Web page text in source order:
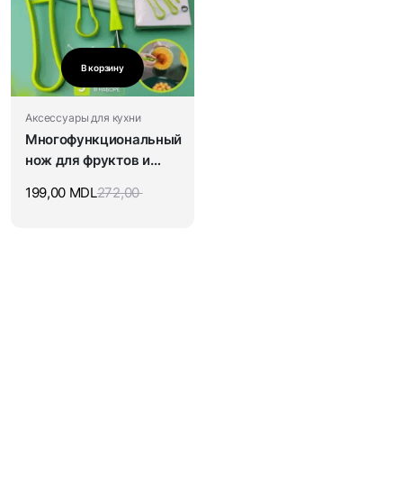
В корзину
Аксессуары для кухни
Многофункциональный
нож для фруктов и
272,00
199,00 MDL